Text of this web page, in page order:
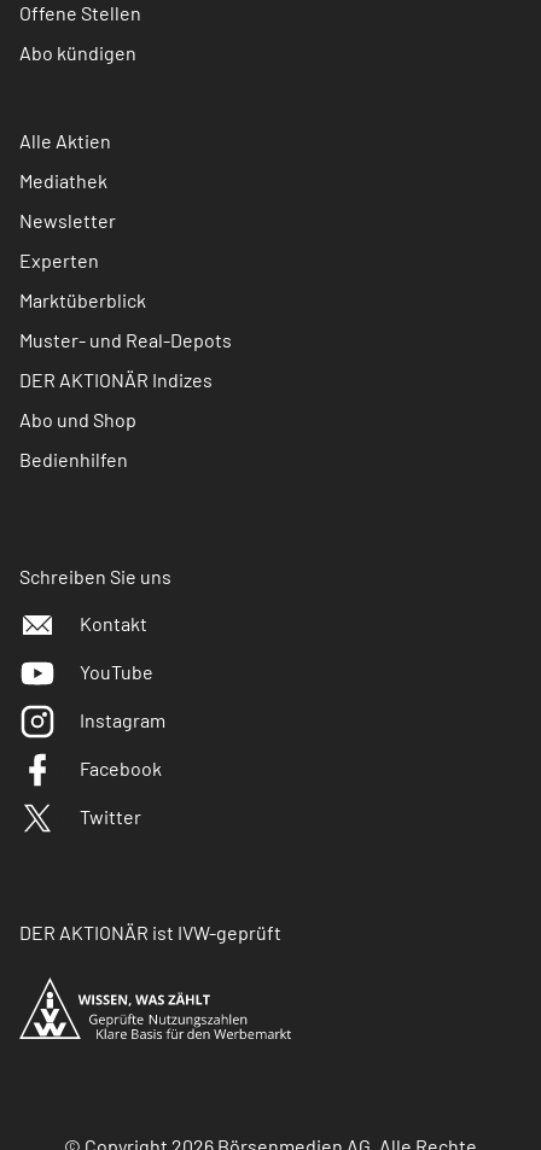
Offene Stellen
Abo kündigen
Alle Aktien
Mediathek
Newsletter
Experten
Marktüberblick
Muster- und Real-Depots
DER AKTIONÄR Indizes
Abo und Shop
Bedienhilfen
Schreiben Sie uns
Kontakt
YouTube
Instagram
Facebook
Twitter
DER AKTIONÄR ist IVW-geprüft